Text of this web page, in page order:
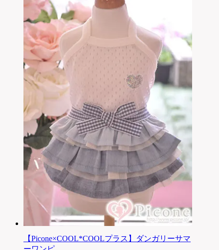
【Picone×COOL*COOLプラス】ダンガリーサマ